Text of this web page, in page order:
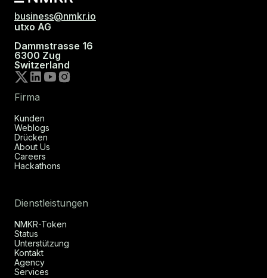
business@nmkr.io
utxo AG
Dammstrasse 16
6300 Zug
Switzerland
Firma
Kunden
Weblogs
Drücken
About Us
Careers
Hackathons
Dienstleistungen
NMKR-Token
Status
Unterstützung
Kontakt
Agency
Services